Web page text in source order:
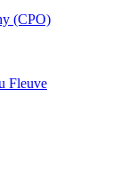
(CPO)
Fleuve